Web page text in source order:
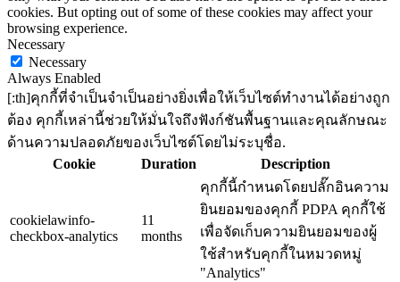
cookies. But opting out of some of these cookies may affect your
browsing experience.
Necessary
Necessary
Always Enabled
[:th]คุกกี้ที่จำเป็นจำเป็นอย่างยิ่งเพื่อให้เว็บไซต์ทำงานได้อย่างถูก
ต้อง คุกกี้เหล่านี้ช่วยให้มั่นใจถึงฟังก์ชันพื้นฐานและคุณลักษณะ
ด้านความปลอดภัยของเว็บไซต์โดยไม่ระบุชื่อ.
Cookie
Duration Description
cookielawinfo-
checkbox-analytics
11
months
คุกกี้นี้กำหนดโดยปลั๊กอินความ
ยินยอมของคุกกี้ PDPA คุกกี้ใช้
เพื่อจัดเก็บความยินยอมของผู้
ใช้สำหรับคุกกี้ในหมวดหมู่
"Analytics"